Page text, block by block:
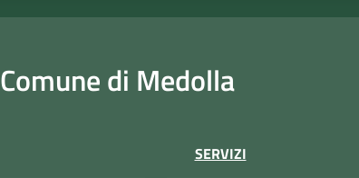
Comune di Medolla
SERVIZI